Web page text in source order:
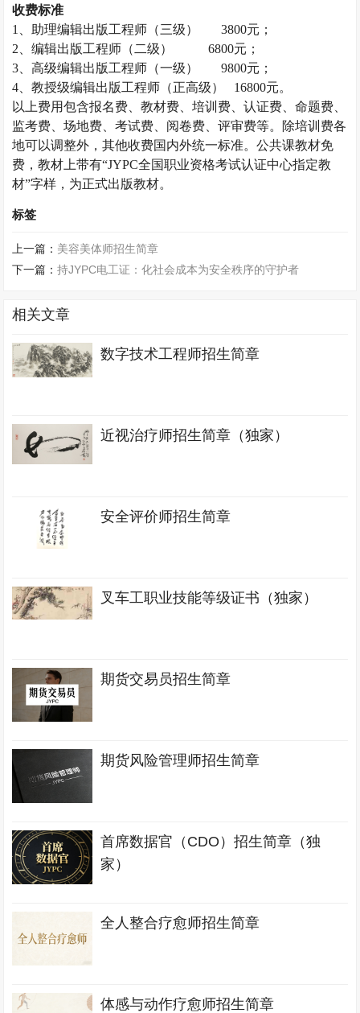
收费标准
1、助理编辑出版工程师（三级）
3800元；
2、编辑出版工程师（二级）
6800元；
3、高级编辑出版工程师（一级）
9800元；
4、教授级编辑出版工程师（正高级） 16800元。
以上费用包含报名费、教材费、培训费、认证费、命题费、
监考费、场地费、考试费、阅卷费、评审费等。除培训费各
地可以调整外，其他收费国内外统一标准。公共课教材免
费，教材上带有“JYPC全国职业资格考试认证中心指定教
材”字样，为正式出版教材。
标签
上一篇： 美容美体师招生简章
下一篇：持JYPC电工证：化社会成本为安全秩序的守护者
相关文章
数字技术工程师招生简章
近视治疗师招生简章（独家）
安全评价师招生简章
叉车工职业技能等级证书（独家）
期货交易员招生简章
期货风险管理师招生简章
首席数据官（CDO）招生简章（独
家）
全人整合疗愈师招生简章
体感与动作疗愈师招生简章